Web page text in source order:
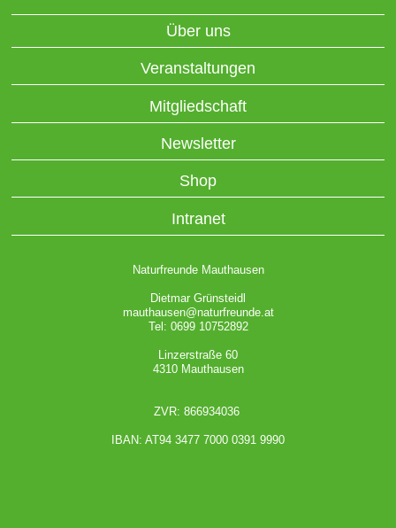
Über uns
Veranstaltungen
Mitgliedschaft
Newsletter
Shop
Intranet
Naturfreunde Mauthausen
Dietmar Grünsteidl
mauthausen@naturfreunde.at
Tel: 0699 10752892
Linzerstraße 60
4310 Mauthausen
ZVR: 866934036
IBAN: AT94 3477 7000 0391 9990